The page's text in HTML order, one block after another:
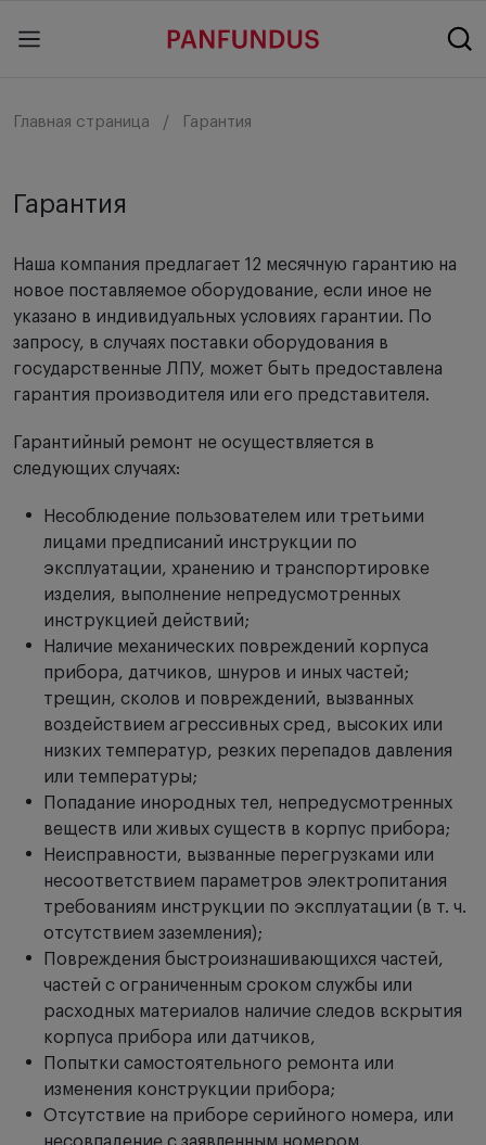
Главная страница Гарантия
Гарантия
Наша компания предлагает 12 месячную гарантию на
новое поставляемое оборудование, если иное не
указано в индивидуальных условиях гарантии. По
запросу, в случаях поставки оборудования в
государственные ЛПУ, может быть предоставлена
гарантия производителя или его представителя.
Гарантийный ремонт не осуществляется в
следующих случаях:
Несоблюдение пользователем или третьими
лицами предписаний инструкции по
эксплуатации, хранению и транспортировке
изделия, выполнение непредусмотренных
инструкцией действий;
Наличие механических повреждений корпуса
прибора, датчиков, шнуров и иных частей;
трещин, сколов и повреждений, вызванных
воздействием агрессивных сред, высоких или
низких температур, резких перепадов давления
или температуры;
Попадание инородных тел, непредусмотренных
веществ или живых существ в корпус прибора;
Неисправности, вызванные перегрузками или
несоответствием параметров электропитания
требованиям инструкции по эксплуатации (в т. ч.
отсутствием заземления);
Повреждения быстроизнашивающихся частей,
частей с ограниченным сроком службы или
расходных материалов наличие следов вскрытия
корпуса прибора или датчиков,
Попытки самостоятельного ремонта или
изменения конструкции прибора;
Отсутствие на приборе серийного номера, или